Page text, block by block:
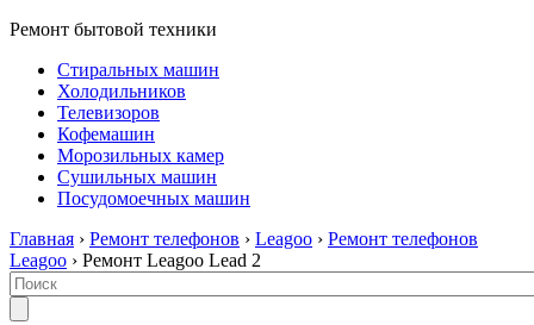
Ремонт бытовой техники
Стиральных машин
Холодильников
Телевизоров
Кофемашин
Морозильных камер
Сушильных машин
Посудомоечных машин
Главная › Ремонт телефонов › Leagoo › Ремонт телефонов
Leagoo › Ремонт Leagoo Lead 2